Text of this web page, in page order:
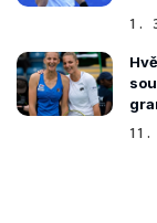
1.
11.